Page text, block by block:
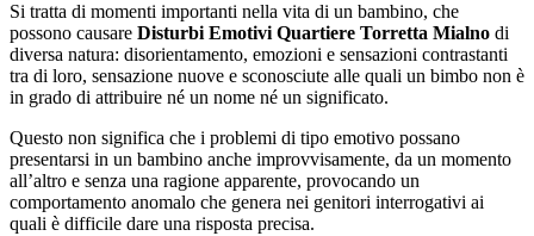
Si tratta di momenti importanti nella vita di un bambino, che
possono causare Disturbi Emotivi Quartiere Torretta Mialno di
diversa natura: disorientamento, emozioni e sensazioni contrastanti
tra di loro, sensazione nuove e sconosciute alle quali un bimbo non è
in grado di attribuire né un nome né un significato.
Questo non significa che i problemi di tipo emotivo possano
presentarsi in un bambino anche improvvisamente, da un momento
all’altro e senza una ragione apparente, provocando un
comportamento anomalo che genera nei genitori interrogativi ai
quali è difficile dare una risposta precisa.